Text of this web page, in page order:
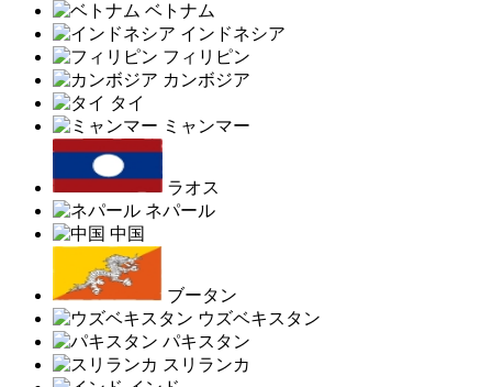
ベトナム
インドネシア
フィリピン
カンボジア
タイ
ミャンマー
ラオス
ネパール
中国
ブータン
ウズベキスタン
パキスタン
スリランカ